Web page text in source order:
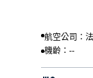
航空公司：
機齡：--